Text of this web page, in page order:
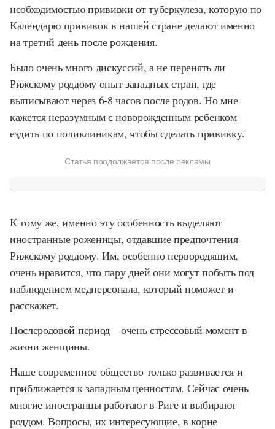
необходимостью прививки от туберкулеза, которую по
Календарю прививок в нашей стране делают именно
на третий день после рождения.
Было очень много дискуссий, а не перенять ли
Рижскому роддому опыт западных стран, где
выписывают через 6-8 часов после родов. Но мне
кажется неразумным с новорожденным ребенком
ездить по поликлиникам, чтобы сделать прививку.
Статья продолжается после рекламы
К тому же, именно эту особенность выделяют
иностранные роженицы, отдавшие предпочтения
Рижскому роддому. Им, особенно первородящим,
очень нравится, что пару дней они могут побыть под
наблюдением медперсонала, который поможет и
расскажет.
Послеродовой период – очень стрессовый момент в
жизни женщины.
Наше современное общество только развивается и
приближается к западным ценностям. Сейчас очень
многие иностранцы работают в Риге и выбирают
роддом. Вопросы, их интересующие, в корне